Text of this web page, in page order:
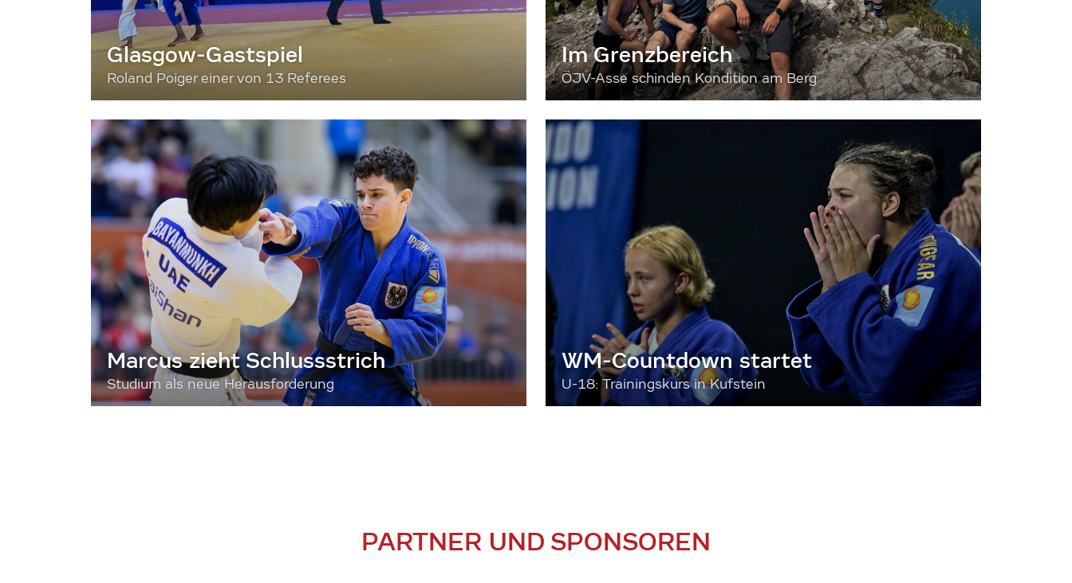
Glasgow-Gastspiel
Roland Poiger einer von 13 Referees
Im Grenzbereich
ÖJV-Asse schinden Kondition am Berg
Marcus zieht Schlussstrich
Studium als neue Herausforderung
WM-Countdown startet
U-18: Trainingskurs in Kufstein
PARTNER UND SPONSOREN